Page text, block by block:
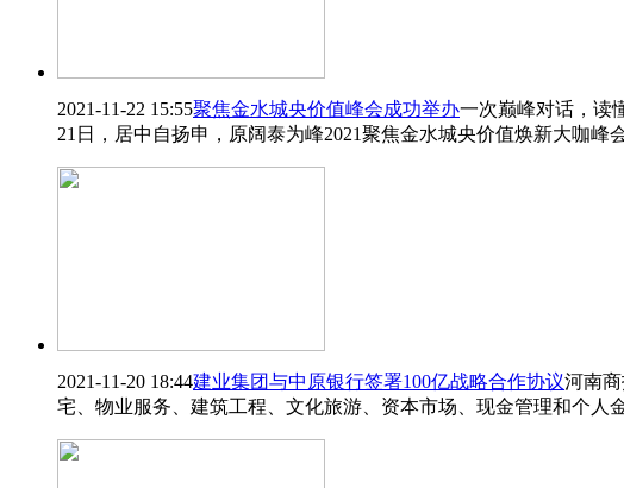
2021-11-22 15:55聚焦金水城央价值峰会成功举办一次巅峰对话，读
21日，居中自扬申，原阔泰为峰2021聚焦金水城央价值焕新大咖
2021-11-20 18:44建业集团与中原银行签署100亿战略合作协议河南
宅、物业服务、建筑工程、文化旅游、资本市场、现金管理和个